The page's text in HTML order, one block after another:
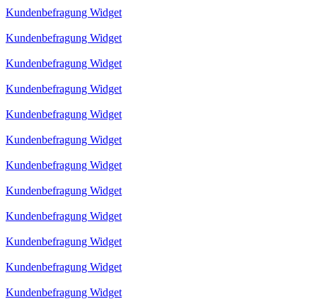
Kundenbefragung Widget
Kundenbefragung Widget
Kundenbefragung Widget
Kundenbefragung Widget
Kundenbefragung Widget
Kundenbefragung Widget
Kundenbefragung Widget
Kundenbefragung Widget
Kundenbefragung Widget
Kundenbefragung Widget
Kundenbefragung Widget
Kundenbefragung Widget